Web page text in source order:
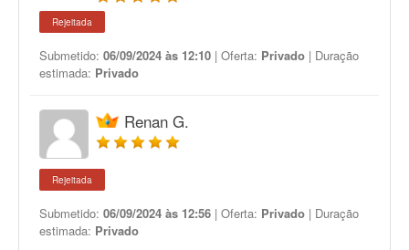
Rejeitada
Submetido: 06/09/2024 às 12:10 | Oferta: Privado | Duração
estimada: Privado
Renan G.
Rejeitada
Submetido: 06/09/2024 às 12:56 | Oferta: Privado | Duração
estimada: Privado